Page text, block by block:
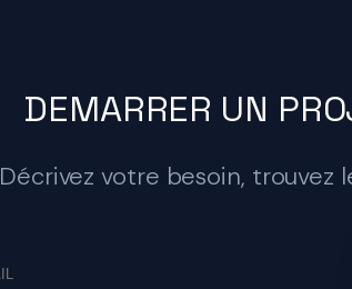
DEMARRER UN
Décrivez votre besoin, trouvez